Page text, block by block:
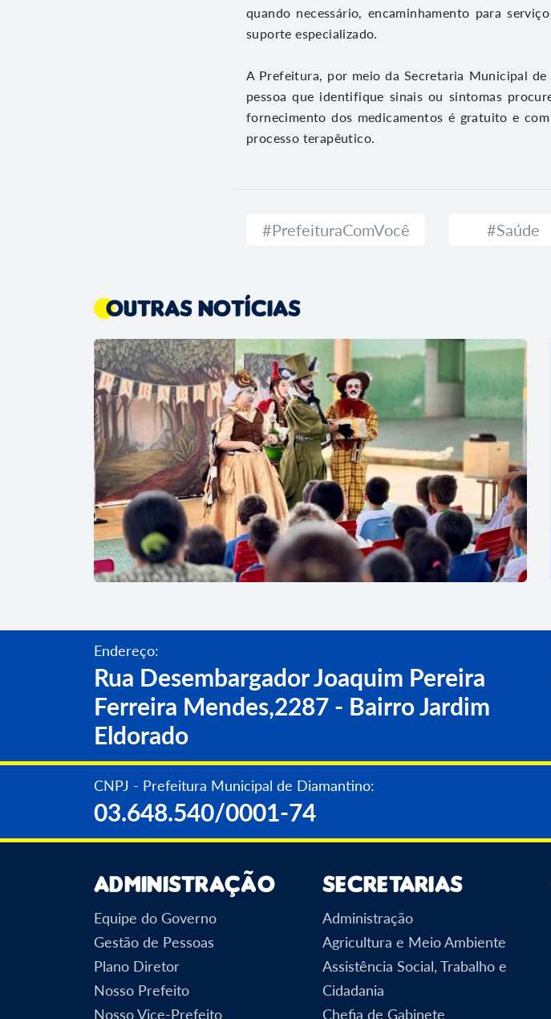
quando necessário, encaminhamento para
suporte especializado.
A Prefeitura, por meio da Secretaria Municipal
pessoa que identifique sinais ou sintomas
fornecimento dos medicamentos é gratuito e
processo terapêutico.
#PrefeituraComVocê #Saúde
Outras Notícias
06 Ago 2026
Teatro educativo reúne mais de 130 crianças em
Diamantino no Dia Nacional de Cooperar
Endereço:
Rua Desembargador Joaquim Pereira
Ferreira Mendes,2287 - Bairro Jardim
Eldorado
CNPJ - Prefeitura Municipal de Diamantino:
03.648.540/0001-74
Administração
Equipe do Governo
Gestão de Pessoas
Plano Diretor
Nosso Prefeito
Nosso Vice-Prefeito
Secretarias
Administração
Agricultura e Meio Ambiente
Assistência Social, Trabalho e
Cidadania
Chefia de Gabinete